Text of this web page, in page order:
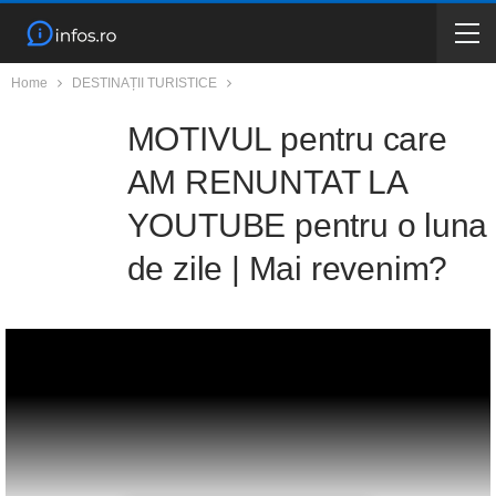
Home DESTINAȚII TURISTICE
MOTIVUL pentru care
AM RENUNTAT LA
YOUTUBE pentru o luna
de zile | Mai revenim?